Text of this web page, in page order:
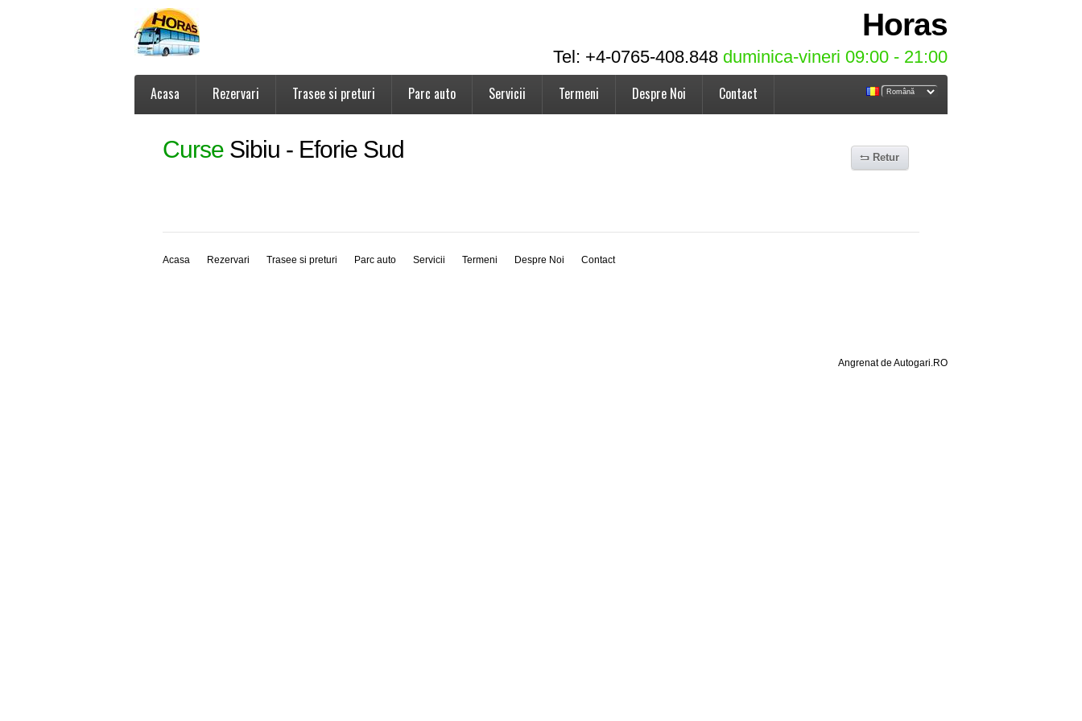
Horas
Tel: +4-0765-408.848 duminica-vineri 09:00 - 21:00
Acasa Rezervari Trasee si preturi Parc auto Servicii Termeni Despre Noi Contact
Curse Sibiu - Eforie Sud Retur
Acasa Rezervari Trasee si preturi Parc auto Servicii Termeni Despre Noi Contact
Angrenat de Autogari.RO